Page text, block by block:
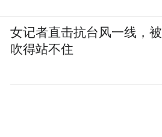
女记者直击抗台风一线，被
吹得站不住